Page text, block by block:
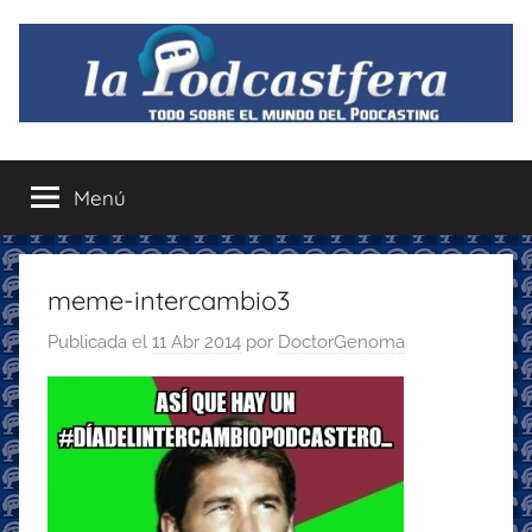
contenido
La
Podcastfera
el
mundo
del
recomendaciones
para
Menú
meme-intercambio3
Publicada el 11 Abr 2014 por DoctorGenoma